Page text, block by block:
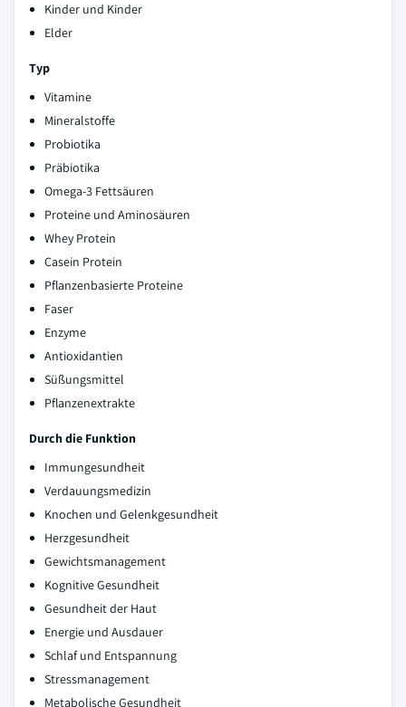
Kinder und Kinder
Elder
Typ
Vitamine
Mineralstoffe
Probiotika
Präbiotika
Omega-3 Fettsäuren
Proteine und Aminosäuren
Whey Protein
Casein Protein
Pflanzenbasierte Proteine
Faser
Enzyme
Antioxidantien
Süßungsmittel
Pflanzenextrakte
Durch die Funktion
Immungesundheit
Verdauungsmedizin
Knochen und Gelenkgesundheit
Herzgesundheit
Gewichtsmanagement
Kognitive Gesundheit
Gesundheit der Haut
Energie und Ausdauer
Schlaf und Entspannung
Stressmanagement
Metabolische Gesundheit